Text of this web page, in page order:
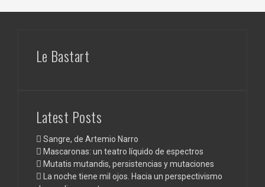
Le Bastart
Latest Posts
Sangre, de Artemio Narro
Mascaronas: un teatro líquido de espectros
Mutatis mutandis, persistencias y mutaciones
La noche tiene mil ojos. Hacia un perspectivismo